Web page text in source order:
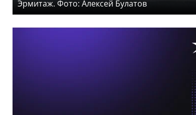
Эрмитаж. Фото: Алексей Булатов